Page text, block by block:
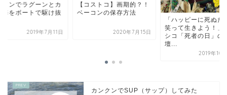
ストコ】画期的？！
コンの保存方法
2020年7月15日
シコ「死者の日」の祭
カンクンでラグーン
リブ海をボートで駆
ける！
2019年7
カンクンでSUP（サップ）してみた